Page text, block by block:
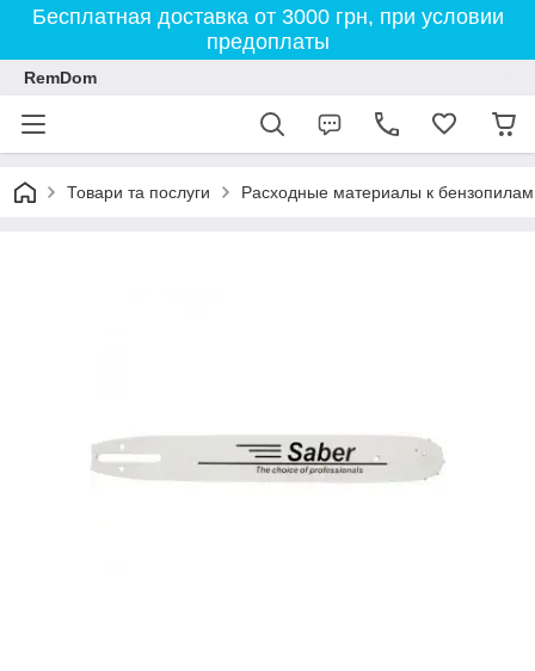
Бесплатная доставка от 3000 грн, при условии
предоплаты
RemDom
Товари та послуги Расходные материалы к